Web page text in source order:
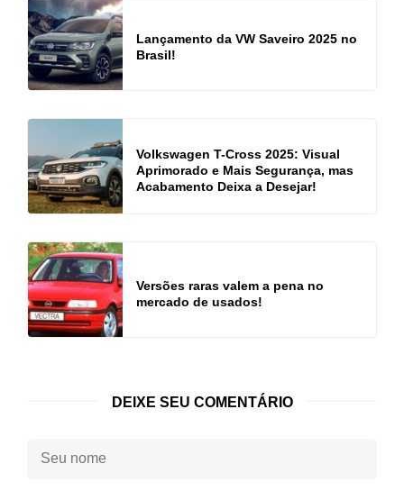
Lançamento da VW Saveiro 2025 no
Brasil!
Volkswagen T-Cross 2025: Visual
Aprimorado e Mais Segurança, mas
Acabamento Deixa a Desejar!
Versões raras valem a pena no
mercado de usados!
DEIXE SEU COMENTÁRIO
Seu